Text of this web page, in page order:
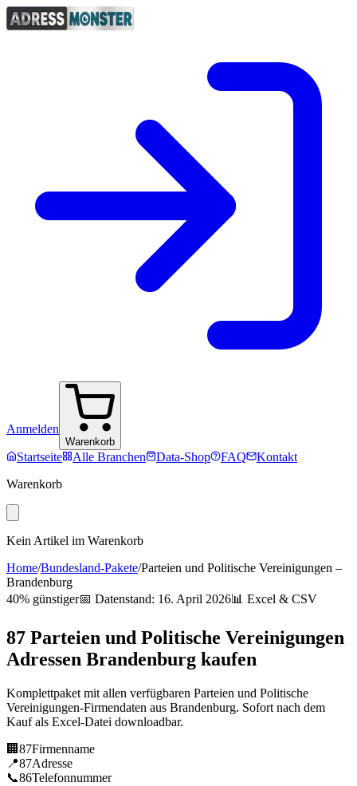
Anmelden
Warenkorb
Startseite Alle Branchen Data-Shop FAQ
Kontakt
Warenkorb
Kein Artikel im Warenkorb
Home/Bundesland-Pakete/Parteien und Politische Vereinigungen –
Brandenburg
40% günstiger📅 Datenstand: 16. April 2026📊 Excel & CSV
87 Parteien und Politische Vereinigungen
Adressen Brandenburg kaufen
Komplettpaket mit allen verfügbaren Parteien und Politische
Vereinigungen-Firmendaten aus Brandenburg. Sofort nach dem
Kauf als Excel-Datei downloadbar.
🏢 87Firmenname
📍87Adresse
📞86Telefonnummer